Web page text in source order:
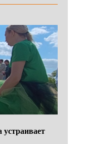
устраивает